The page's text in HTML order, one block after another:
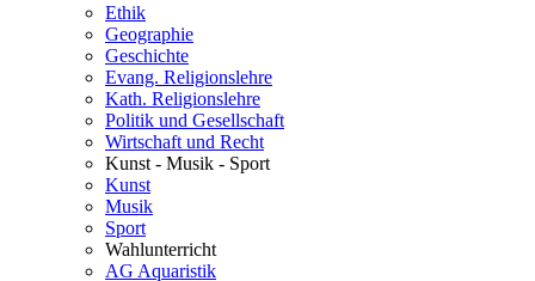
Ethik
Geographie
Geschichte
Evang. Religionslehre
Kath. Religionslehre
Politik und Gesellschaft
Wirtschaft und Recht
Kunst - Musik - Sport
Kunst
Musik
Sport
Wahlunterricht
AG Aquaristik